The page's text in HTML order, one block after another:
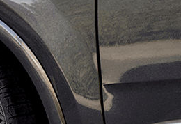
AEADE Industria Motociclismo
Movilidad
Campaña busca cambiar
destino de los
en la región